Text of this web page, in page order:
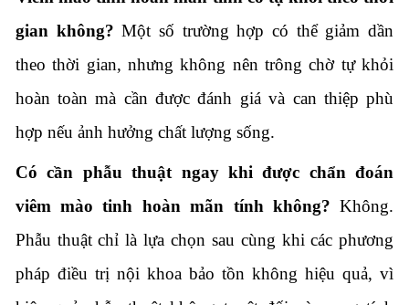
gian không? Một số trường hợp có thể giảm dần
theo thời gian, nhưng không nên trông chờ tự khỏi
hoàn toàn mà cần được đánh giá và can thiệp phù
hợp nếu ảnh hưởng chất lượng sống.
Có cần phẫu thuật ngay khi được chẩn đoán
viêm mào tinh hoàn mãn tính không? Không.
Phẫu thuật chỉ là lựa chọn sau cùng khi các phương
pháp điều trị nội khoa bảo tồn không hiệu quả, vì